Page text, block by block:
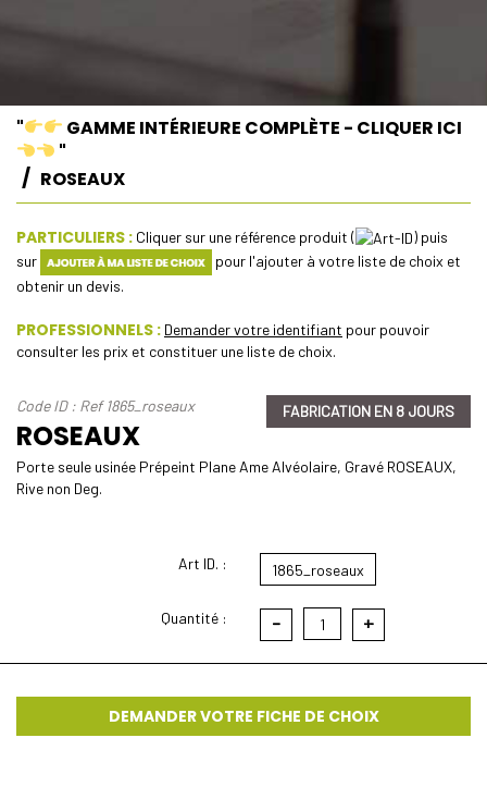
"
GAMME INTÉRIEURE COMPLÈTE - CLIQUER ICI
"
ROSEAUX
PARTICULIERS : Cliquer sur une référence produit (
) puis
sur
pour l'ajouter à votre liste de choix et
obtenir un devis.
PROFESSIONNELS : Demander votre identifiant pour pouvoir
consulter les prix et constituer une liste de choix.
Code ID : Ref 1865_roseaux
ROSEAUX
FABRICATION EN 8 JOURS
Porte seule usinée Prépeint Plane Ame Alvéolaire, Gravé ROSEAUX,
Rive non Deg.
Art ID. :
Quantité :
1865_roseaux
- 1 +
DEMANDER VOTRE FICHE DE CHOIX